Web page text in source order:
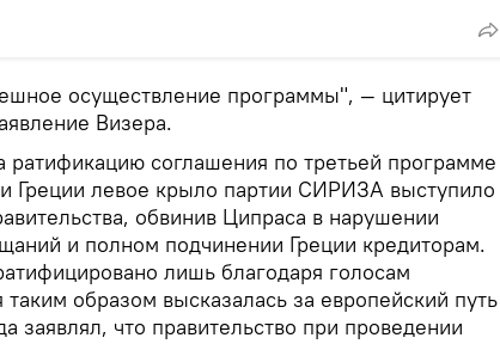
осуществление программы", — цитирует
Визера.
ратификацию соглашения по третьей программе
Греции левое крыло партии СИРИЗА выступило
обвинив Ципраса в нарушении
и полном подчинении Греции кредиторам.
лишь благодаря голосам
таким образом высказалась за европейский путь
заявлял, что правительство при проведении